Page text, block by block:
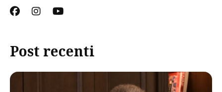
Post recenti